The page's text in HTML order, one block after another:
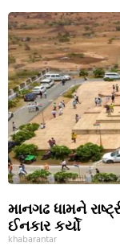
માનગઢ ધામને
ઈનકાર કર્યો
khabarantar